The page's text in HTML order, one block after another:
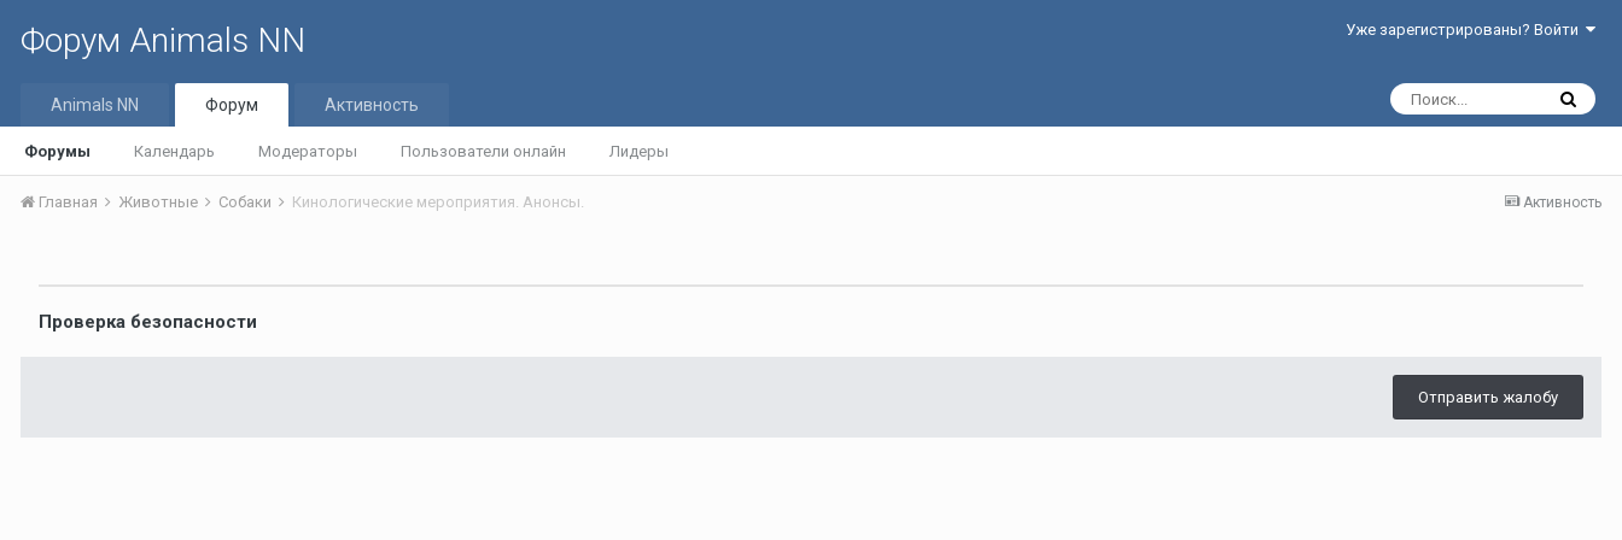
Форум Animals NN Уже зарегистрированы? Войти
Animals NN Форум
Форумы Календарь Модераторы Пользователи онлайн Лидеры
Активность
Активность
Главная Животные Собаки Кинологические мероприятия. Анонсы.
Проверка безопасности
Отправить жалобу